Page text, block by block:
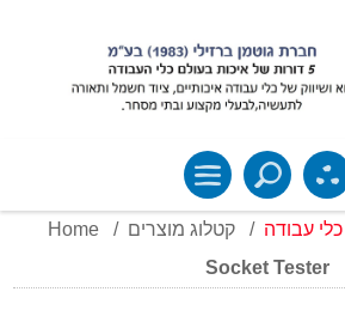
Home / קטלוג מוצרים / עבודה
Socket Tester